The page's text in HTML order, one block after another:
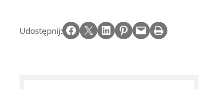
Udostępnij: Share on Facebook Email this Page Share on LinkedIn Share on Pinterest Email this Page Print this Page